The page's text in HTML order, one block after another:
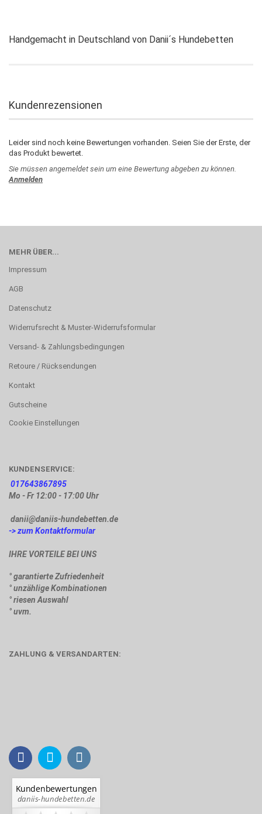
Handgemacht in Deutschland von Danii´s Hundebetten
Kundenrezensionen
Leider sind noch keine Bewertungen vorhanden. Seien Sie der Erste, der
das Produkt bewertet.
Sie müssen angemeldet sein um eine Bewertung abgeben zu können.
Anmelden
MEHR ÜBER...
Impressum
AGB
Datenschutz
Widerrufsrecht & Muster-Widerrufsformular
Versand- & Zahlungsbedingungen
Retoure / Rücksendungen
Kontakt
Gutscheine
Cookie Einstellungen
KUNDENSERVICE:
017643867895
Mo - Fr 12:00 - 17:00 Uhr
danii@daniis-hundebetten.de
-> zum Kontaktformular
IHRE VORTEILE BEI UNS
° garantierte Zufriedenheit
° unzählige Kombinationen
° riesen Auswahl
° uvm.
ZAHLUNG & VERSANDARTEN: